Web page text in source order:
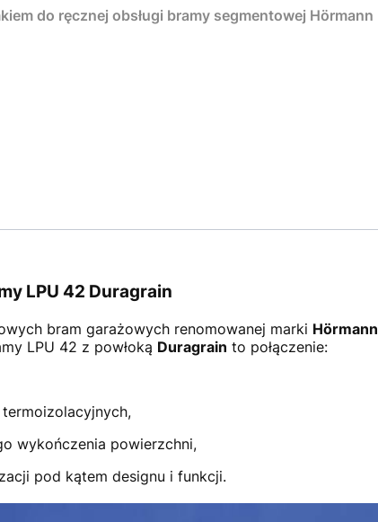
do ręcznej obsługi bramy segmentowej Hörmann
LPU 42 Duragrain
bram garażowych renomowanej marki Hörmann
LPU 42 z powłoką Duragrain to połączenie:
wykończenia powierzchni,
pod kątem designu i funkcji.